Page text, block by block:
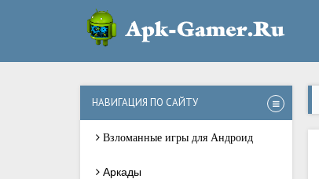
НАВИГАЦИЯ ПО САЙТУ
Взломанные игры для Андроид
Аркады